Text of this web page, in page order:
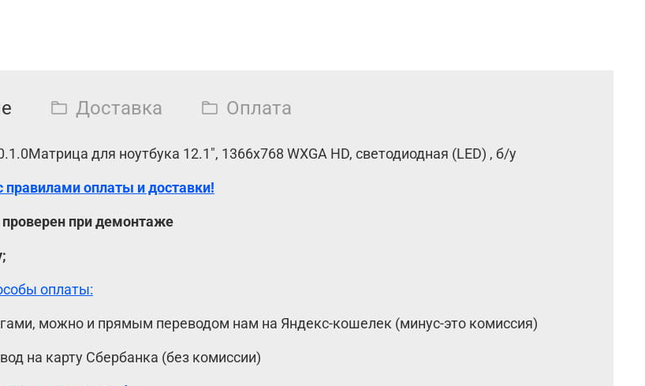
Доставка Оплата
для ноутбука 12.1", 1366x768 WXGA HD, cветодиодная (LED) , б/у
правилами оплаты и доставки!
проверен при демонтаже
оплаты:
можно и прямым переводом нам на Яндекс-кошелек (минус-это комиссия)
на карту Сбербанка (без комиссии)